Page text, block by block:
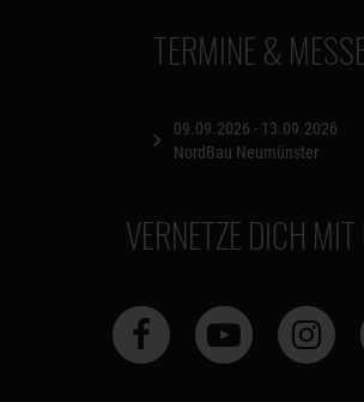
TERMINE &
09.09.2026 - 13.09.2026
NordBau Neumünster
VERNETZE DICH